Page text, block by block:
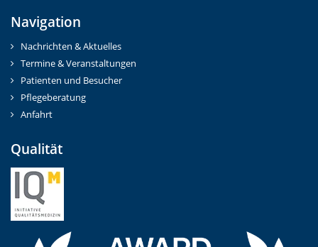
Navigation
Nachrichten & Aktuelles
Termine & Veranstaltungen
Patienten und Besucher
Pflegeberatung
Anfahrt
Qualität